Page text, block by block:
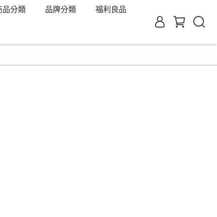
品分類 品牌分類 福利良品